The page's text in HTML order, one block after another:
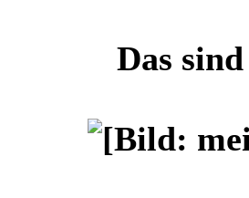
Das